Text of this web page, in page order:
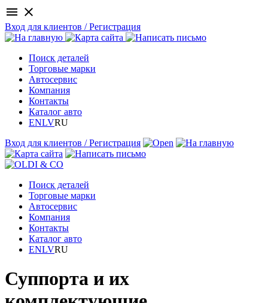
menu close
Вход для клиентов / Регистрация
Поиск деталей
Торговые марки
Автосервис
Компания
Контакты
Каталог авто
ENLVRU
Вход для клиентов / Регистрация
Поиск деталей
Торговые марки
Автосервис
Компания
Контакты
Каталог авто
ENLVRU
Суппорта и их